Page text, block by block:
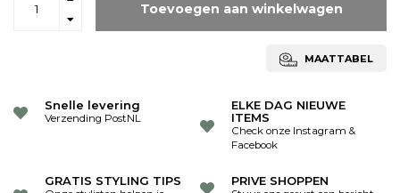
Toevoegen aan winkelwagen
MAATTABEL
Snelle levering
Verzending PostNL
ELKE DAG NIEUWE
ITEMS
Check onze Instagram &
Facebook
GRATIS STYLING TIPS PRIVE SHOPPEN